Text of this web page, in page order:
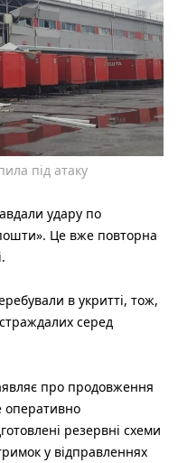
під атаку
удару по
Це вже повторна
в укритті, тож,
серед
про продовження
оперативно
резервні схеми
у відправленнях